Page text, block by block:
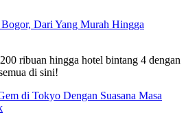
Dari Yang Murah Hingga
ribuan hingga hotel bintang 4 dengan
di sini!
di Tokyo Dengan Suasana Masa